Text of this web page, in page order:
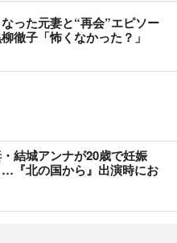
った元妻と“再会”エピソー
徹子「怖くなかった？」
結城アンナが20歳で妊娠
『北の国から』出演時にお